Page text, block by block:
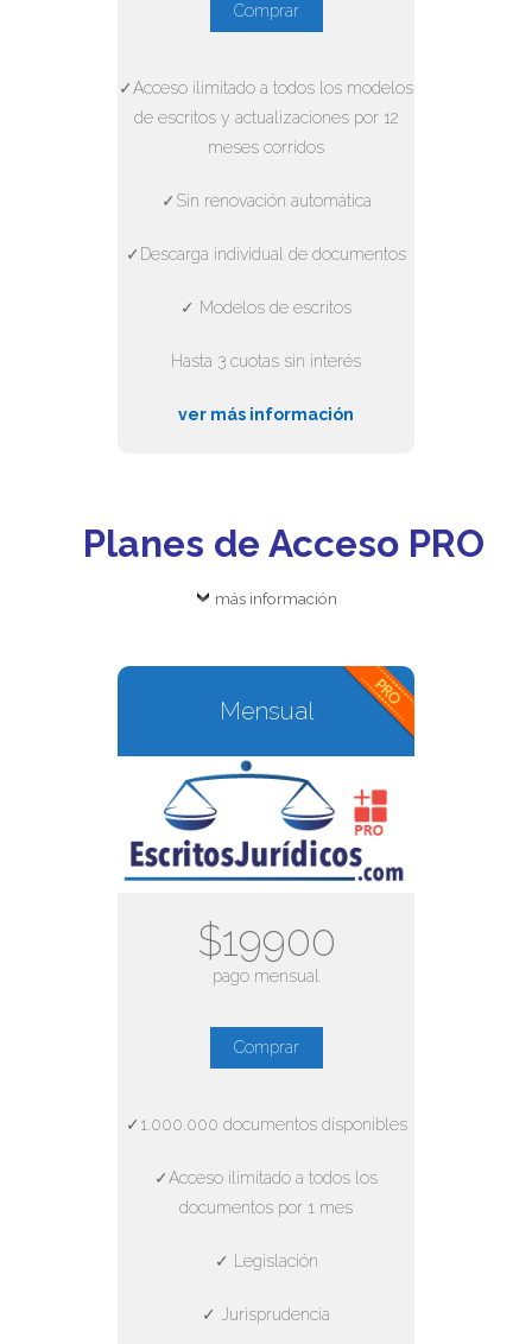
Comprar
✓Acceso ilimitado a todos los modelos
de escritos y actualizaciones por 12
meses corridos
✓Sin renovación automática
✓Descarga individual de documentos
✓ Modelos de escritos
Hasta 3 cuotas sin interés
ver más información
Planes de Acceso PRO
más información
Mensual
$19900
pago mensual
Comprar
✓1.000.000 documentos disponibles
✓Acceso ilimitado a todos los
documentos por 1 mes
✓ Legislación
✓ Jurisprudencia